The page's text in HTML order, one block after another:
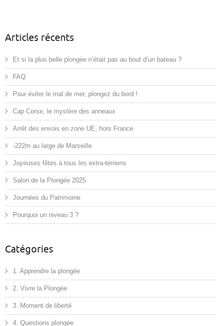
Articles récents
Et si la plus belle plongée n’était pas au bout d’un bateau ?
FAQ
Pour éviter le mal de mer, plongez du bord !
Cap Corse, le mystère des anneaux
Arrêt des envois en zone UE, hors France
-222m au large de Marseille
Joyeuses fêtes à tous les extra-terriens
Salon de la Plongée 2025
Journées du Patrimoine
Pourquoi un niveau 3 ?
Catégories
1. Apprendre la plongée
2. Vivre la Plongée
3. Moment de liberté
4. Questions plongée